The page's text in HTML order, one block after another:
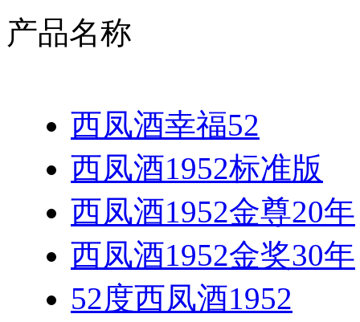
产品名称
西凤酒幸福52
西凤酒1952标准版
西凤酒1952金尊20年
西凤酒1952金奖30年
52度西凤酒1952